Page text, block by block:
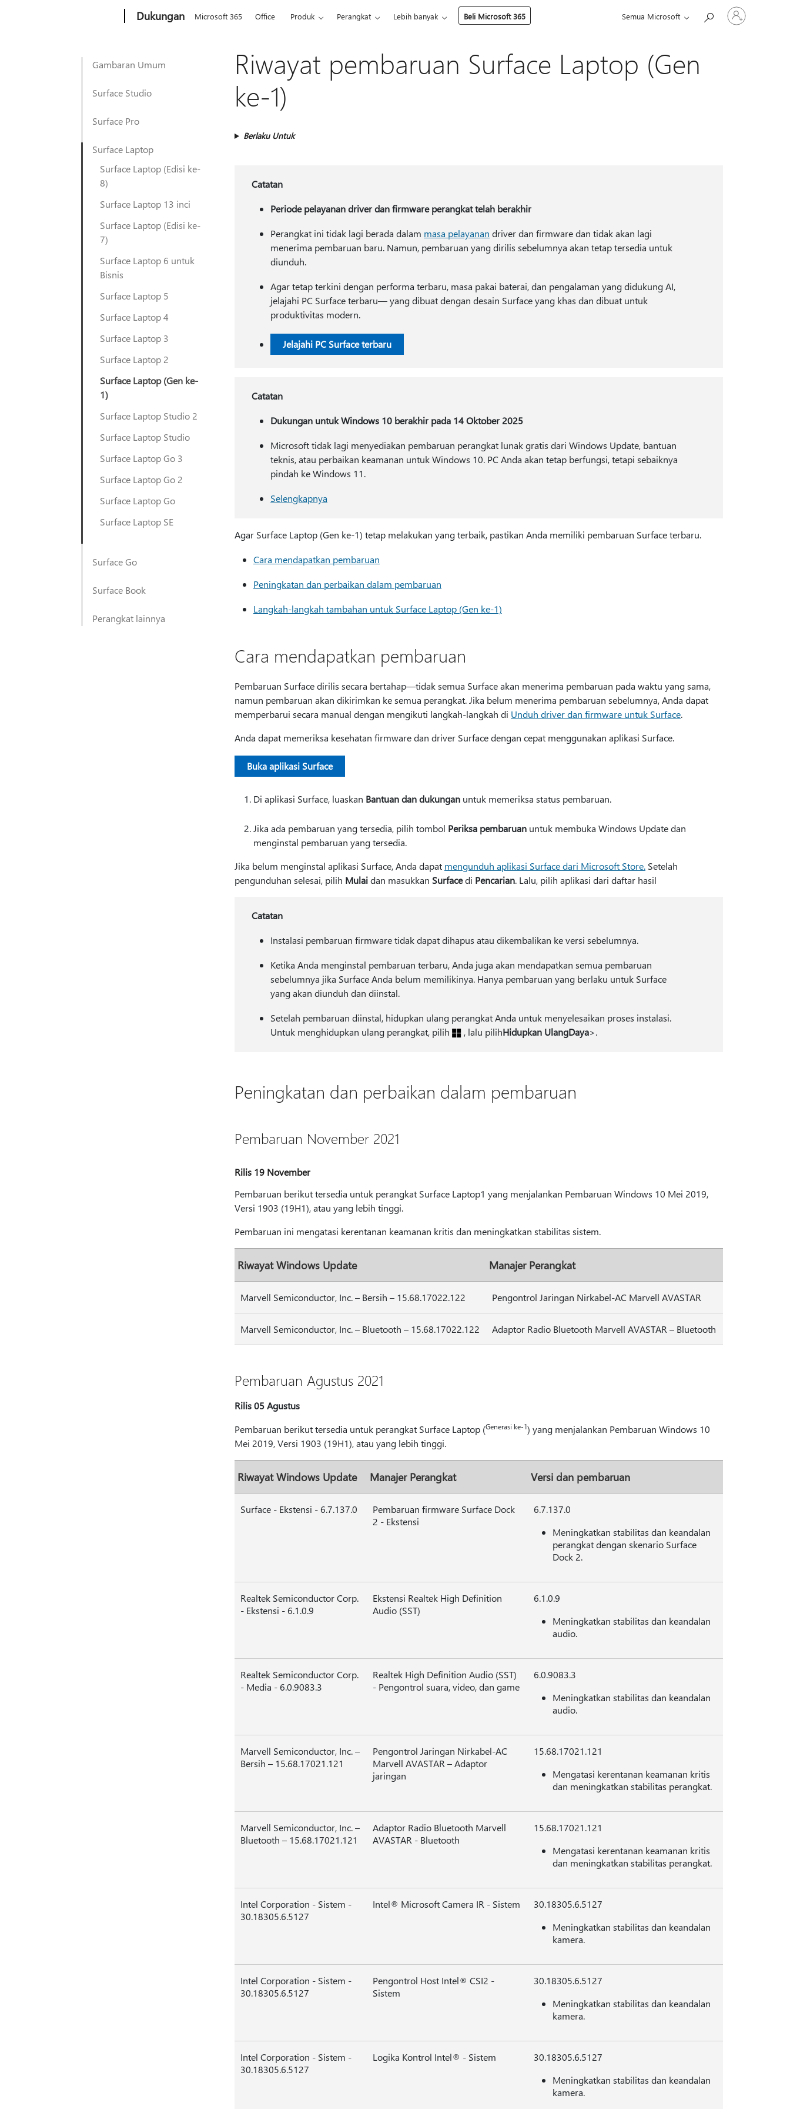
Dukungan Microsoft 365 Office Produk Perangkat Lebih banyak Beli Microsoft 365 Semua Microsoft
Masuk
ke
akun
Gambaran Umum
Surface Studio
Surface Pro
Surface Laptop
Surface Laptop (Edisi ke-
8)
Surface Laptop 13 inci
Surface Laptop (Edisi ke-
7)
Surface Laptop 6 untuk
Bisnis
Surface Laptop 5
Surface Laptop 4
Surface Laptop 3
Surface Laptop 2
Surface Laptop (Gen ke-
1)
Surface Laptop Studio 2
Surface Laptop Studio
Surface Laptop Go 3
Surface Laptop Go 2
Surface Laptop Go
Surface Laptop SE
Surface Go
Surface Book
Perangkat lainnya
Riwayat pembaruan Surface Laptop (Gen
ke-1)
Berlaku Untuk
Catatan
Periode pelayanan driver dan firmware perangkat telah berakhir
Perangkat ini tidak lagi berada dalam masa pelayanan driver dan firmware dan tidak akan lagi
menerima pembaruan baru. Namun, pembaruan yang dirilis sebelumnya akan tetap tersedia untuk
diunduh.
Agar tetap terkini dengan performa terbaru, masa pakai baterai, dan pengalaman yang didukung AI,
jelajahi PC Surface terbaru— yang dibuat dengan desain Surface yang khas dan dibuat untuk
produktivitas modern.
Jelajahi PC Surface terbaru
Catatan
Dukungan untuk Windows 10 berakhir pada 14 Oktober 2025
Microsoft tidak lagi menyediakan pembaruan perangkat lunak gratis dari Windows Update, bantuan
teknis, atau perbaikan keamanan untuk Windows 10. PC Anda akan tetap berfungsi, tetapi sebaiknya
pindah ke Windows 11.
Selengkapnya
Agar Surface Laptop (Gen ke-1) tetap melakukan yang terbaik, pastikan Anda memiliki pembaruan Surface terbaru.
Cara mendapatkan pembaruan
Peningkatan dan perbaikan dalam pembaruan
Langkah-langkah tambahan untuk Surface Laptop (Gen ke-1)
Cara mendapatkan pembaruan
Pembaruan Surface dirilis secara bertahap—tidak semua Surface akan menerima pembaruan pada waktu yang sama,
namun pembaruan akan dikirimkan ke semua perangkat. Jika belum menerima pembaruan sebelumnya, Anda dapat
memperbarui secara manual dengan mengikuti langkah-langkah di Unduh driver dan firmware untuk Surface.
Anda dapat memeriksa kesehatan firmware dan driver Surface dengan cepat menggunakan aplikasi Surface.
Buka aplikasi Surface
Di aplikasi Surface, luaskan Bantuan dan dukungan untuk memeriksa status pembaruan.
Jika ada pembaruan yang tersedia, pilih tombol Periksa pembaruan untuk membuka Windows Update dan
menginstal pembaruan yang tersedia.
Jika belum menginstal aplikasi Surface, Anda dapat mengunduh aplikasi Surface dari Microsoft Store. Setelah
pengunduhan selesai, pilih Mulaidan masukkan Surfacedi Pencarian. Lalu, pilih aplikasi dari daftar hasil
Catatan
Instalasi pembaruan firmware tidak dapat dihapus atau dikembalikan ke versi sebelumnya.
Ketika Anda menginstal pembaruan terbaru, Anda juga akan mendapatkan semua pembaruan
sebelumnya jika Surface Anda belum memilikinya. Hanya pembaruan yang berlaku untuk Surface
yang akan diunduh dan diinstal.
Setelah pembaruan diinstal, hidupkan ulang perangkat Anda untuk menyelesaikan proses instalasi.
Untuk menghidupkan ulang perangkat, pilih , lalu pilihHidupkan UlangDaya>.
Peningkatan dan perbaikan dalam pembaruan
Pembaruan November 2021
Rilis 19 November
Pembaruan berikut tersedia untuk perangkat Surface Laptop1 yang menjalankan Pembaruan Windows 10 Mei 2019,
Versi 1903 (19H1), atau yang lebih tinggi.
Pembaruan ini mengatasi kerentanan keamanan kritis dan meningkatkan stabilitas sistem.
Riwayat Windows Update Manajer Perangkat
Marvell Semiconductor, Inc. – Bersih – 15.68.17022.122 Pengontrol Jaringan Nirkabel-AC Marvell AVASTAR
Marvell Semiconductor, Inc. – Bluetooth – 15.68.17022.122 Adaptor Radio Bluetooth Marvell AVASTAR – Bluetooth
Pembaruan Agustus 2021
Rilis 05 Agustus
Pembaruan berikut tersedia untuk perangkat Surface Laptop (Generasi ke-1) yang menjalankan Pembaruan Windows 10
Mei 2019, Versi 1903 (19H1), atau yang lebih tinggi.
Riwayat Windows Update Manajer Perangkat Versi dan pembaruan
Surface - Ekstensi - 6.7.137.0
Pembaruan firmware Surface Dock
2 - Ekstensi
6.7.137.0
Meningkatkan stabilitas dan keandalan
perangkat dengan skenario Surface
Dock 2.
Realtek Semiconductor Corp.
- Ekstensi - 6.1.0.9
Ekstensi Realtek High Definition
Audio (SST)
6.1.0.9
Meningkatkan stabilitas dan keandalan
audio.
Realtek Semiconductor Corp.
- Media - 6.0.9083.3
Realtek High Definition Audio (SST)
- Pengontrol suara, video, dan game
6.0.9083.3
Meningkatkan stabilitas dan keandalan
audio.
Marvell Semiconductor, Inc. –
Bersih – 15.68.17021.121
Pengontrol Jaringan Nirkabel-AC
Marvell AVASTAR – Adaptor
jaringan
15.68.17021.121
Mengatasi kerentanan keamanan kritis
dan meningkatkan stabilitas perangkat.
Marvell Semiconductor, Inc. –
Bluetooth – 15.68.17021.121
Adaptor Radio Bluetooth Marvell
AVASTAR - Bluetooth
15.68.17021.121
Mengatasi kerentanan keamanan kritis
dan meningkatkan stabilitas perangkat.
Intel Corporation - Sistem -
30.18305.6.5127
Intel® Microsoft Camera IR - Sistem
30.18305.6.5127
Meningkatkan stabilitas dan keandalan
kamera.
Intel Corporation - Sistem -
30.18305.6.5127
Pengontrol Host Intel® CSI2 -
Sistem
30.18305.6.5127
Meningkatkan stabilitas dan keandalan
kamera.
Intel Corporation - Sistem -
30.18305.6.5127
Logika Kontrol Intel® - Sistem
30.18305.6.5127
Meningkatkan stabilitas dan keandalan
kamera.